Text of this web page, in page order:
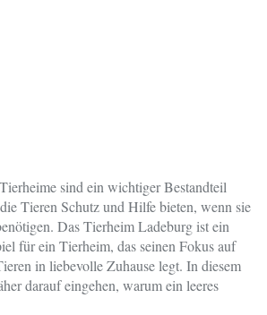
sind ein wichtiger Bestandteil
Tieren Schutz und Hilfe bieten, wenn sie
Das Tierheim Ladeburg ist ein
für ein Tierheim, das seinen Fokus auf
in liebevolle Zuhause legt. In diesem
darauf eingehen, warum ein leeres